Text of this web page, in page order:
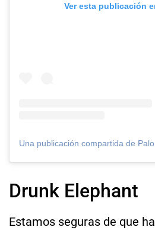
Ver esta publicación
Drunk Elephant
Estamos seguras de que